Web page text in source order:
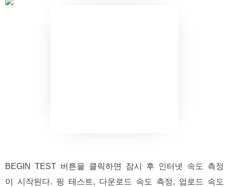
BEGIN TEST 버튼을 클릭하면 잠시 후 인터넷 속도 측정
이 시작된다. 핑 테스트, 다운로드 속도 측정, 업로드 속도